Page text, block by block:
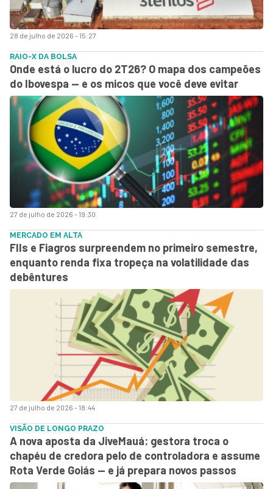
28 de julho de 2026 - 15:27
27 de julho de 2026 - 19:30
RAIO-X DA BOLSA
Onde está o lucro do 2T26? O mapa dos campeões
do Ibovespa — e os micos que você deve evitar
27 de julho de 2026 - 18:44
MERCADO EM ALTA
FIIs e Fiagros surpreendem no primeiro semestre,
enquanto renda fixa tropeça na volatilidade das
debêntures
VISÃO DE LONGO PRAZO
A nova aposta da JiveMauá: gestora troca o
chapéu de credora pelo de controladora e assume
Rota Verde Goiás — e já prepara novos passos